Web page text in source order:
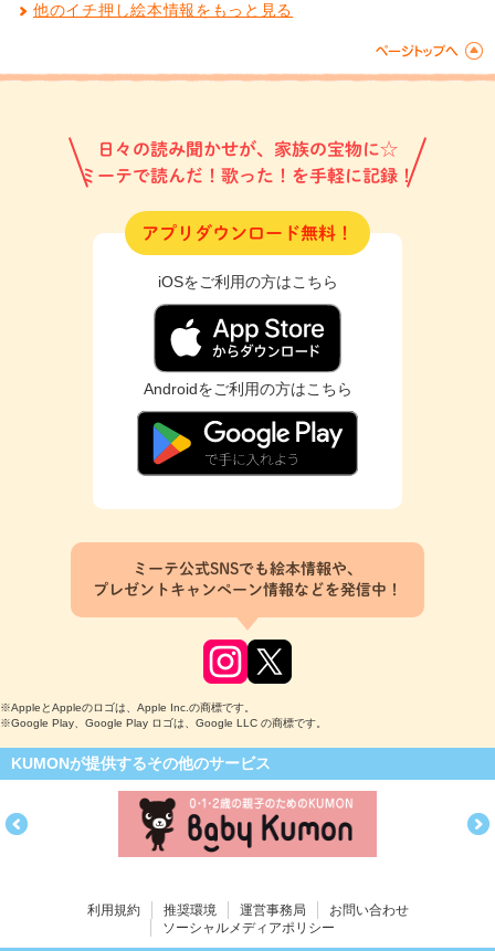
他のイチ押し絵本情報をもっと見る
日々の読み聞かせが、家族の宝物に☆
ミーテで読んだ！歌った！を手軽に記録！
アプリダウンロード無料！
iOSをご利用の方はこちら
Androidをご利用の方はこちら
ミーテ公式SNSでも絵本情報や、
プレゼントキャンペーン情報などを発信中！
※AppleとAppleのロゴは、Apple Inc.の商標です。
※Google Play、Google Play ロゴは、Google LLC の商標です。
KUMONが提供するその他のサービス
利用規約 推奨環境 運営事務局
お問い合わせ
ソーシャルメディアポリシー